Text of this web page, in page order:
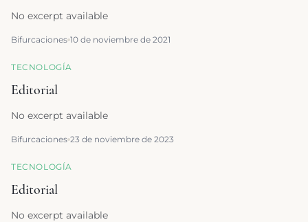
No excerpt available
Bifurcaciones 10 de noviembre de 2021
TECNOLOGÍA
Editorial
No excerpt available
Bifurcaciones 23 de noviembre de 2023
TECNOLOGÍA
Editorial
No excerpt available